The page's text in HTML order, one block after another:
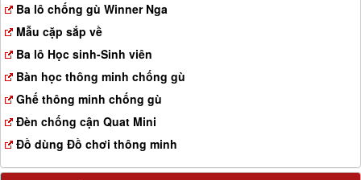
Ba lô chống gù Winner Nga
Mẫu cặp sắp về
Ba lô Học sinh-Sinh viên
Bàn học thông minh chống gù
Ghế thông minh chống gù
Đèn chống cận Quat Mini
Đồ dùng Đồ chơi thông minh